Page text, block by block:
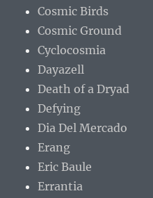
Cosmic Birds
Cosmic Ground
Cyclocosmia
Dayazell
Death of a Dryad
Defying
Dia Del Mercado
Erang
Eric Baule
Errantia